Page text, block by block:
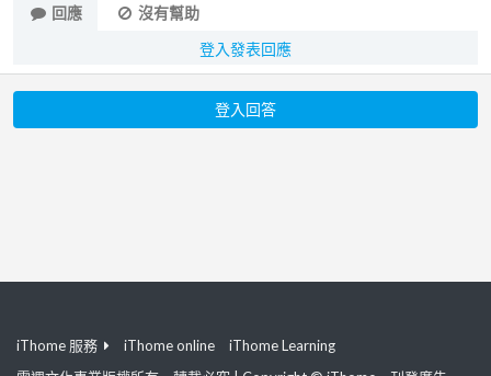
回應
沒有幫助
登入發表回應
登入回答
iThome 服務 iThome online
iThome Learning